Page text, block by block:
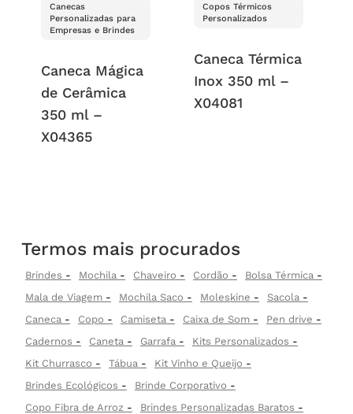
Canecas
Personalizadas para
Empresas e Brindes
Caneca Mágica
de Cerâmica
350 ml –
X04365
Copos Térmicos
Personalizados
Caneca Térmica
Inox 350 ml –
X04081
Termos mais procurados
Brindes Mochila Chaveiro Cordão
Bolsa Térmica
Mala de Viagem
Mochila Saco Moleskine
Sacola
Caneca
Copo Camiseta Caixa de Som
Pen drive
Cadernos
Caneta Garrafa
Kits Personalizados
Kit Churrasco
Tábua
Kit Vinho e Queijo
Brindes Ecológicos
Brinde Corporativo
Copo Fibra de Arroz
Brindes Personalizadas Baratos